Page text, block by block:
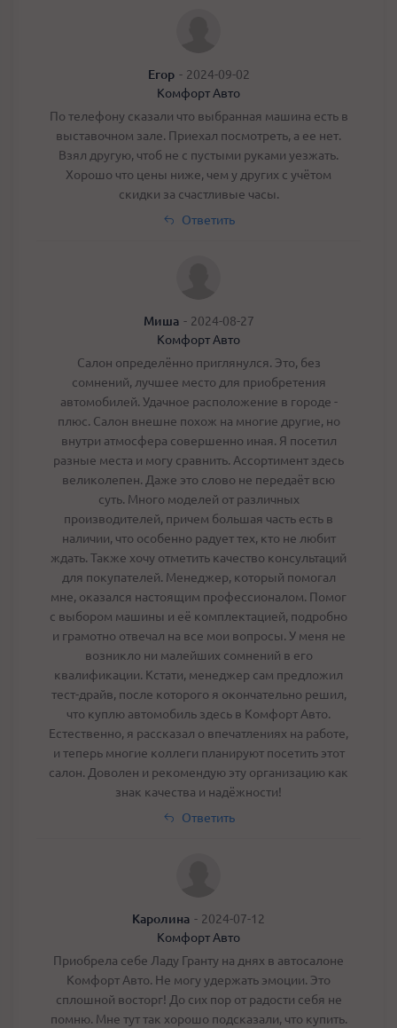
Егор - 2024-09-02
Комфорт Авто
По телефону сказали что выбранная машина есть в
выставочном зале. Приехал посмотреть, а ее нет.
Взял другую, чтоб не с пустыми руками уезжать.
Хорошо что цены ниже, чем у других с учётом
скидки за счастливые часы.
Ответить
Миша - 2024-08-27
Комфорт Авто
Салон определённо приглянулся. Это, без
сомнений, лучшее место для приобретения
автомобилей. Удачное расположение в городе -
плюс. Салон внешне похож на многие другие, но
внутри атмосфера совершенно иная. Я посетил
разные места и могу сравнить. Ассортимент здесь
великолепен. Даже это слово не передаёт всю
суть. Много моделей от различных
производителей, причем большая часть есть в
наличии, что особенно радует тех, кто не любит
ждать. Также хочу отметить качество консультаций
для покупателей. Менеджер, который помогал
мне, оказался настоящим профессионалом. Помог
с выбором машины и её комплектацией, подробно
и грамотно отвечал на все мои вопросы. У меня не
возникло ни малейших сомнений в его
квалификации. Кстати, менеджер сам предложил
тест-драйв, после которого я окончательно решил,
что куплю автомобиль здесь в Комфорт Авто.
Естественно, я рассказал о впечатлениях на работе,
и теперь многие коллеги планируют посетить этот
салон. Доволен и рекомендую эту организацию как
знак качества и надёжности!
Ответить
Каролина - 2024-07-12
Комфорт Авто
Приобрела себе Ладу Гранту на днях в автосалоне
Комфорт Авто. Не могу удержать эмоции. Это
сплошной восторг! До сих пор от радости себя не
помню. Мне тут так хорошо подсказали, что купить.